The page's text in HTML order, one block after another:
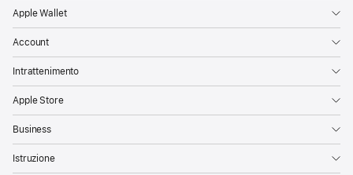
Apple Wallet
Account
Intrattenimento
Apple Store
Business
Istruzione